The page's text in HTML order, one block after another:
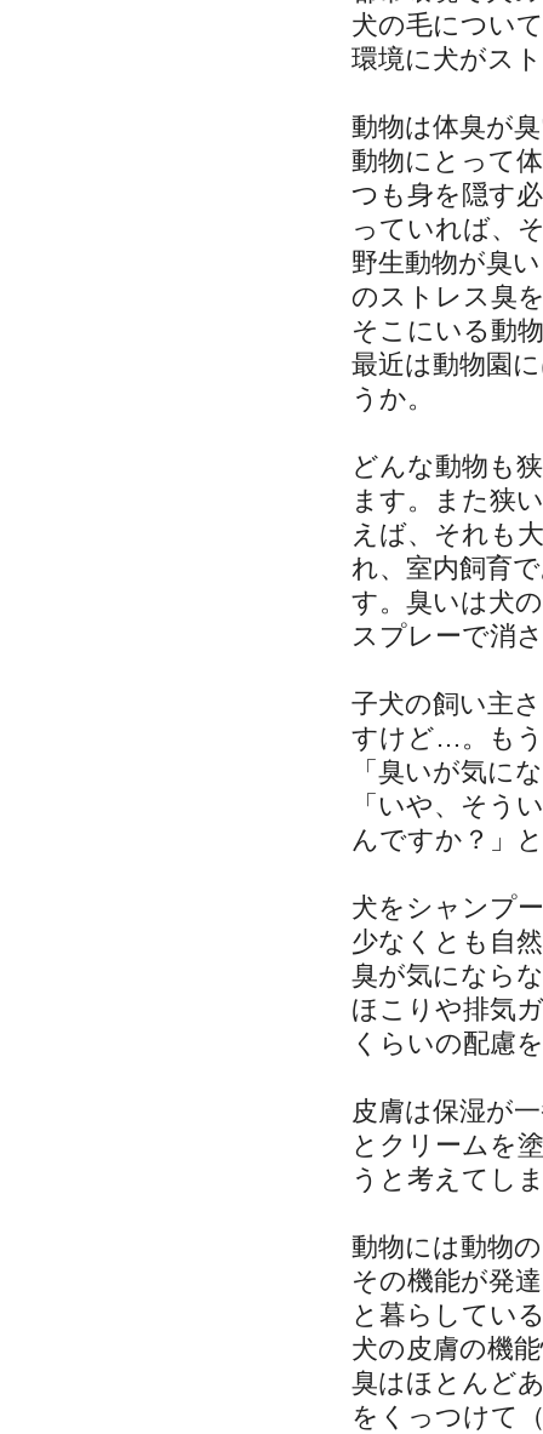
犬の毛につい
環境に犬がス
動物は体臭が
動物にとって
つも身を隠す
っていれば、
野生動物が臭
のストレス臭
そこにいる動
最近は動物園
うか。
どんな動物も
ます。また狭
えば、それも
れ、室内飼育
す。臭いは犬
スプレーで消
子犬の飼い主
すけど…。も
「臭いが気に
「いや、そう
んですか？」
犬をシャンプ
少なくとも自
臭が気になら
ほこりや排気
くらいの配慮
皮膚は保湿が
とクリームを
うと考えてし
動物には動物
その機能が発
と暮らしてい
犬の皮膚の機
臭はほとんど
をくっつけて